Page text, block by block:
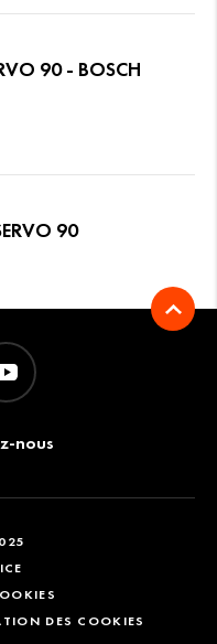
90 - BOSCH
90
nous
DES COOKIES